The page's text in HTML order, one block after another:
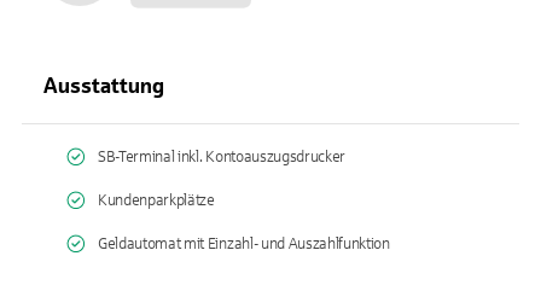
Ausstattung
SB-Terminal inkl. Kontoauszugsdrucker
Kundenparkplätze
Geldautomat mit Einzahl- und Auszahlfunktion